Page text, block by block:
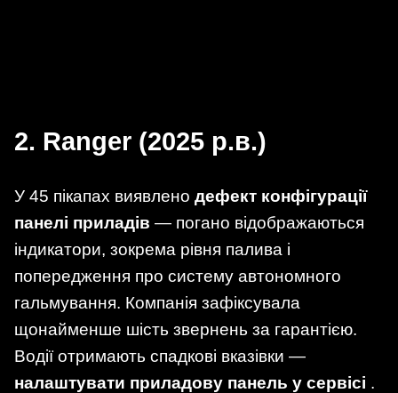
2. Ranger (2025 р.в.)
У 45 пікапах виявлено дефект конфігурації
панелі приладів — погано відображаються
індикатори, зокрема рівня палива і
попередження про систему автономного
гальмування. Компанія зафіксувала
щонайменше шість звернень за гарантією.
Водії отримають спадкові вказівки —
налаштувати приладову панель у сервісі .